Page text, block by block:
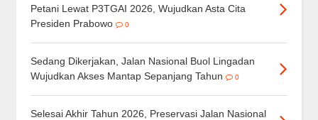
Petani Lewat P3TGAI 2026, Wujudkan Asta Cita
Presiden Prabowo
0
Sedang Dikerjakan, Jalan Nasional Buol Lingadan
Wujudkan Akses Mantap Sepanjang Tahun
0
Selesai Akhir Tahun 2026, Preservasi Jalan Nasional